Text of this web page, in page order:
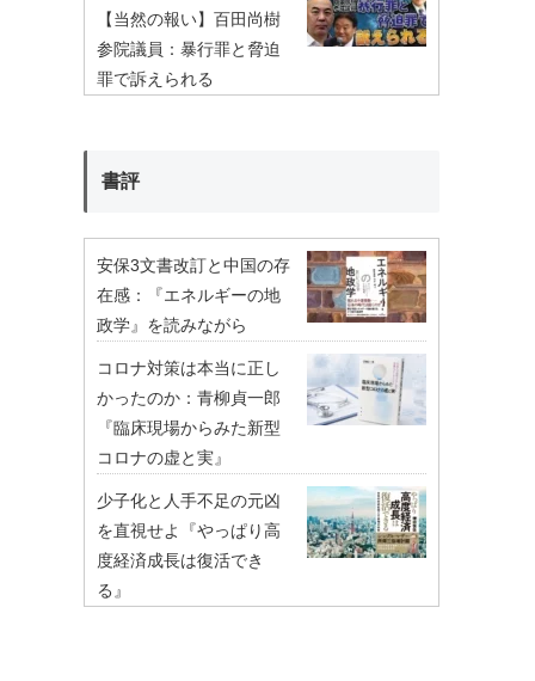
【当然の報い】百田尚樹
参院議員：暴行罪と脅迫
罪で訴えられる
書評
安保3文書改訂と中国の存
在感：『エネルギーの地
政学』を読みながら
コロナ対策は本当に正し
かったのか：青柳貞一郎
『臨床現場からみた新型
コロナの虚と実』
少子化と人手不足の元凶
を直視せよ『やっぱり高
度経済成長は復活でき
る』